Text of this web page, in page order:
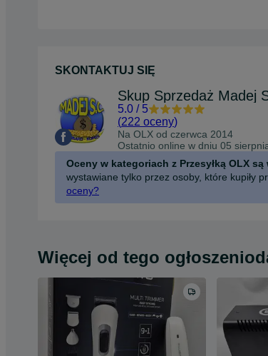
SKONTAKTUJ SIĘ
5.0 / 5
(222 oceny)
Na OLX od czerwca 2014
Ostatnio online w dniu 05
Oceny w kategoriach z Przesyłką OLX
wystawiane tylko przez osoby, które kupiły
oceny?
Więcej od tego